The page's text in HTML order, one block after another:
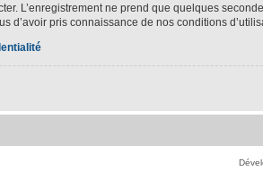
L’enregistrement ne prend que quelques
d’avoir pris connaissance de nos conditions